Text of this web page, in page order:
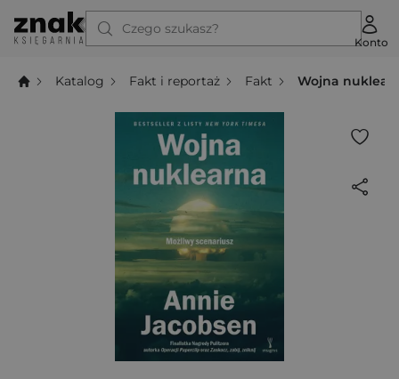
Czego szukasz?
Konto
Katalog Fakt i reportaż Fakt Wojna